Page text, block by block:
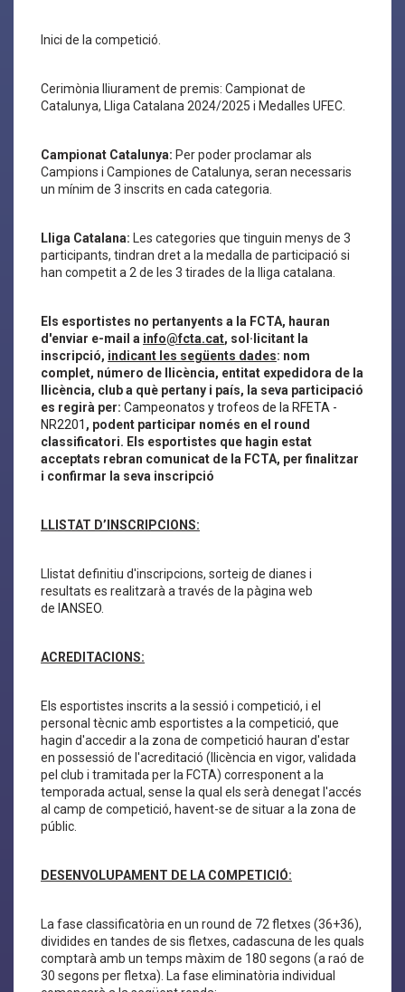
Inici de la competició.
Cerimònia lliurament de premis: Campionat de
Catalunya, Lliga Catalana 2024/2025 i Medalles UFEC.
Campionat Catalunya: Per poder proclamar als
Campions i Campiones de Catalunya, seran necessaris
un mínim de 3 inscrits en cada categoria.
Lliga Catalana: Les categories que tinguin menys de 3
participants, tindran dret a la medalla de participació si
han competit a 2 de les 3 tirades de la lliga catalana.
Els esportistes no pertanyents a la FCTA, hauran
d'enviar e-mail a info@fcta.cat, sol·licitant la
inscripció, indicant les següents dades: nom
complet, número de llicència, entitat expedidora de la
llicència, club a què pertany i país, la seva participació
es regirà per: Campeonatos y trofeos de la RFETA -
NR2201 , podent participar només en el round
classificatori. Els esportistes que hagin estat
acceptats rebran comunicat de la FCTA, per finalitzar
i confirmar la seva inscripció
LLISTAT D’INSCRIPCIONS:
Llistat definitiu d'inscripcions, sorteig de dianes i
resultats es realitzarà a través de la pàgina web
de IANSEO.
ACREDITACIONS:
Els esportistes inscrits a la sessió i competició, i el
personal tècnic amb esportistes a la competició, que
hagin d'accedir a la zona de competició hauran d'estar
en possessió de l'acreditació (llicència en vigor, validada
pel club i tramitada per la FCTA) corresponent a la
temporada actual, sense la qual els serà denegat l'accés
al camp de competició, havent-se de situar a la zona de
públic.
DESENVOLUPAMENT DE LA COMPETICIÓ:
La fase classificatòria en un round de 72 fletxes (36+36),
dividides en tandes de sis fletxes, cadascuna de les quals
comptarà amb un temps màxim de 180 segons (a raó de
30 segons per fletxa). La fase eliminatòria individual